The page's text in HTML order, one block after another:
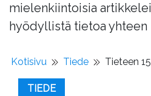
mielenkiintoisia
hyödyllistä tietoa yhteen
Kotisivu Tiede Tieteen
TIEDE